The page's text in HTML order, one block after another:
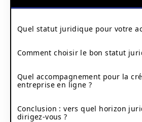
Quel statut juridique pour votre
Comment choisir le bon statut
Quel accompagnement pour la
entreprise en ligne ?
Conclusion : vers quel horizon
dirigez-vous ?